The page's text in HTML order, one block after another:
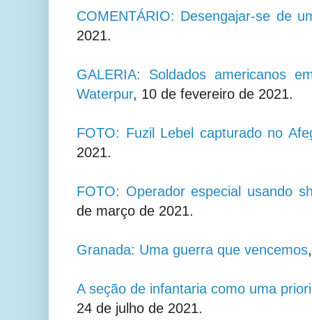
COMENTÁRIO: Desengajar-se de
2021.
GALERIA: Soldados americanos
Waterpur, 10 de fevereiro de 2021.
FOTO: Fuzil Lebel capturado no
2021.
FOTO: Operador especial usando
de março de 2021.
Granada: Uma guerra que vencemos
A seção de infantaria como uma
24 de julho de 2021.